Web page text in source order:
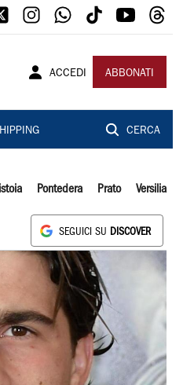
ACCEDI ABBONATI
CERCA
Pontedera Prato Versilia
SEGUICI SU DISCOVER